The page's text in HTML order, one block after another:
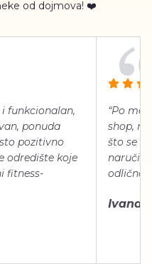
od dojmova! ❤️
funkcionalan,
ponuda
pozitivno
odredište koje
fitness-
“Po
shop,
što se
naručiti,
odlično
Ivana